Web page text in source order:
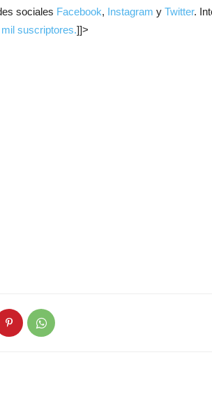
sociales Facebook, Instagram y Twitter.
suscriptores.]]>